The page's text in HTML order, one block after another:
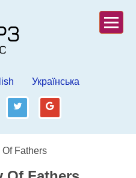
Українська
tw gp
Fathers